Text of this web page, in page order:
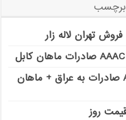
برچسب
هادی هوایی آلومینیومی AAC و ACSR صادرات به عراق + ماهان